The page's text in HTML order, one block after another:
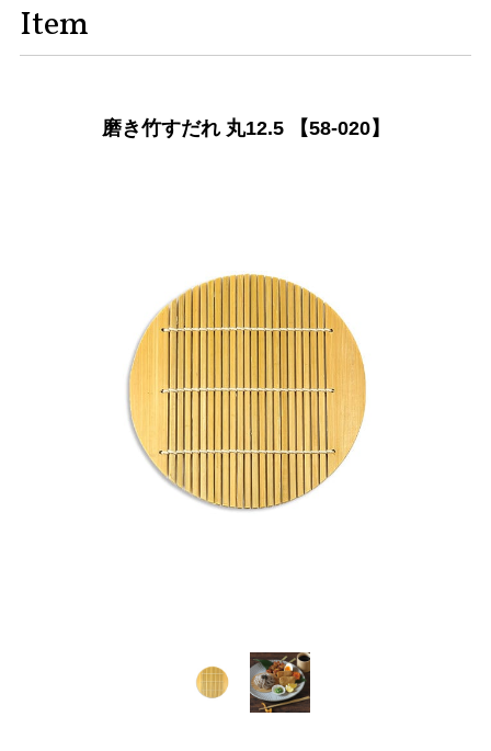
Item
磨き竹すだれ 丸12.5 【58-020】